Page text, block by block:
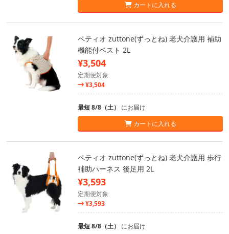
カートに入れる
ペティオ zuttone(ずっとね) 老犬介護用 補助
機能付ベスト 2L
¥3,504
定期便対象
¥3,504
最短 8/8（土） にお届け
カートに入れる
ペティオ zuttone(ずっとね) 老犬介護用 歩行
補助ハーネス 後足用 2L
¥3,593
定期便対象
¥3,593
最短 8/8（土） にお届け